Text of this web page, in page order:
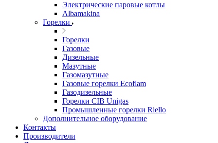
Электрические паровые котлы
Albamakina
Горелки
Горелки
Газовые
Дизельные
Мазутные
Газомазутные
Газовые горелки Ecoflam
Газодизельные
Горелки CIB Unigas
Промышленные горелки Riello
Дополнительное оборудование
Контакты
Производители